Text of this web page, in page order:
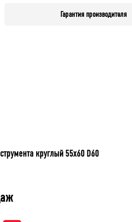
Гарантия производителя
круглый 55х60 D60